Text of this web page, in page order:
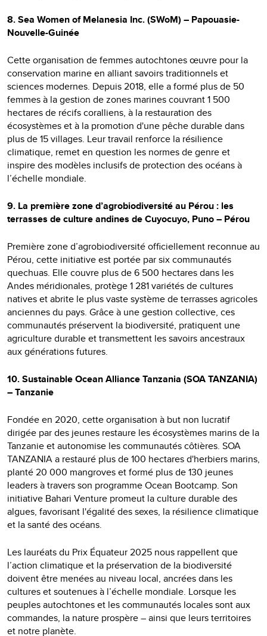
8. Sea Women of Melanesia Inc. (SWoM) – Papouasie-
Nouvelle-Guinée
Cette organisation de femmes autochtones œuvre pour la
conservation marine en alliant savoirs traditionnels et
sciences modernes. Depuis 2018, elle a formé plus de 50
femmes à la gestion de zones marines couvrant 1 500
hectares de récifs coralliens, à la restauration des
écosystèmes et à la promotion d'une pêche durable dans
plus de 15 villages. Leur travail renforce la résilience
climatique, remet en question les normes de genre et
inspire des modèles inclusifs de protection des océans à
l’échelle mondiale.
9. La première zone d’agrobiodiversité au Pérou : les
terrasses de culture andines de Cuyocuyo, Puno – Pérou
Première zone d’agrobiodiversité officiellement reconnue au
Pérou, cette initiative est portée par six communautés
quechuas. Elle couvre plus de 6 500 hectares dans les
Andes méridionales, protège 1 281 variétés de cultures
natives et abrite le plus vaste système de terrasses agricoles
anciennes du pays. Grâce à une gestion collective, ces
communautés préservent la biodiversité, pratiquent une
agriculture durable et transmettent les savoirs ancestraux
aux générations futures.
10. Sustainable Ocean Alliance Tanzania (SOA TANZANIA)
– Tanzanie
Fondée en 2020, cette organisation à but non lucratif
dirigée par des jeunes restaure les écosystèmes marins de la
Tanzanie et autonomise les communautés côtières. SOA
TANZANIA a restauré plus de 100 hectares d'herbiers marins,
planté 20 000 mangroves et formé plus de 130 jeunes
leaders à travers son programme Ocean Bootcamp. Son
initiative Bahari Venture promeut la culture durable des
algues, favorisant l'égalité des sexes, la résilience climatique
et la santé des océans.
Les lauréats du Prix Équateur 2025 nous rappellent que
l’action climatique et la préservation de la biodiversité
doivent être menées au niveau local, ancrées dans les
cultures et soutenues à l’échelle mondiale. Lorsque les
peuples autochtones et les communautés locales sont aux
commandes, la nature prospère – ainsi que leurs territoires
et notre planète.